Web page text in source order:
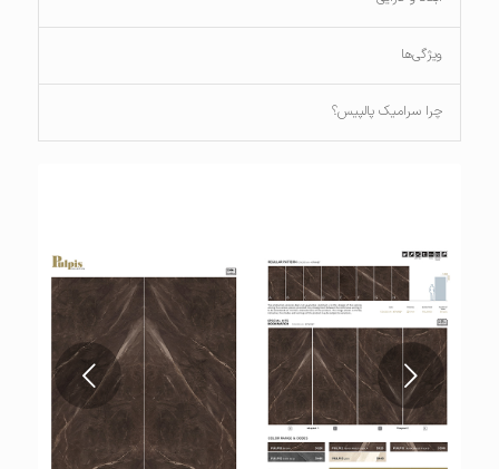
ویژگی‌ها
چرا سرامیک پالپیس؟
قبلی